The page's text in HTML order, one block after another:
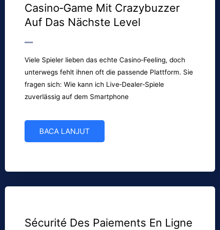
Casino‑Game Mit Crazybuzzer
Auf Das Nächste Level
Viele Spieler lieben das echte Casino‑Feeling, doch
unterwegs fehlt ihnen oft die passende Plattform. Sie
fragen sich: Wie kann ich Live‑Dealer‑Spiele
zuverlässig auf dem Smartphone
BACA LANJUT
Sécurité Des Paiements En Ligne